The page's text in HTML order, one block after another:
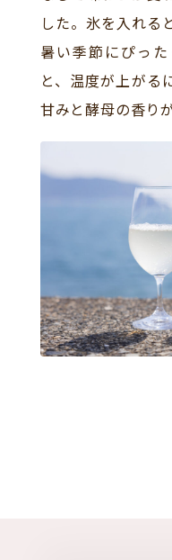
した。氷を入れる
暑い季節にぴっ
と、温度が上がる
甘みと酵母の香り